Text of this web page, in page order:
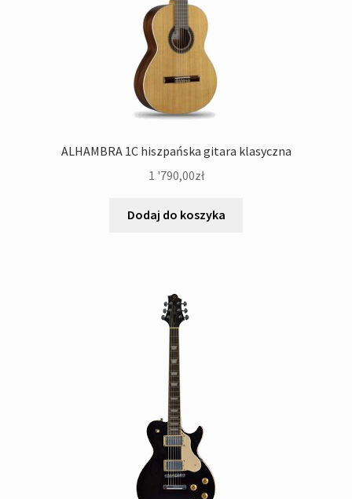
ALHAMBRA 1C hiszpańska gitara klasyczna
1 '790,00zł
Dodaj do koszyka